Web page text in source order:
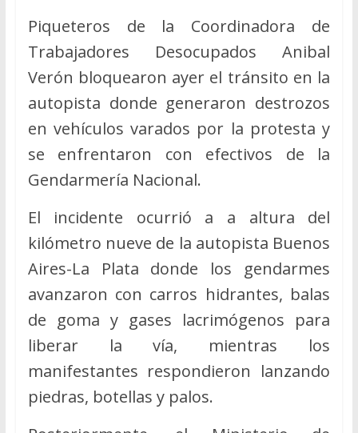
Piqueteros de la Coordinadora de
Trabajadores Desocupados Anibal
Verón bloquearon ayer el tránsito en la
autopista donde generaron destrozos
en vehículos varados por la protesta y
se enfrentaron con efectivos de la
Gendarmería Nacional.
El incidente ocurrió a a altura del
kilómetro nueve de la autopista Buenos
Aires-La Plata donde los gendarmes
avanzaron con carros hidrantes, balas
de goma y gases lacrimógenos para
liberar la vía, mientras los
manifestantes respondieron lanzando
piedras, botellas y palos.